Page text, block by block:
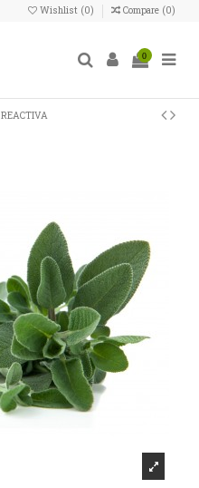
Wishlist (0) Compare (0)
0
REACTIVA